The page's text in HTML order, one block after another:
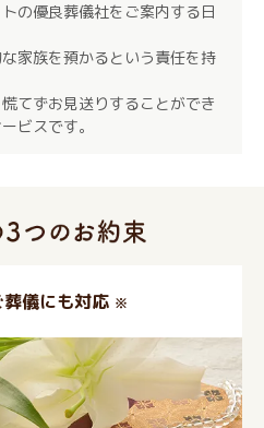
の優良葬儀社をご案内する日
家族を預かるという責任を持
てずお見送りすることができ
ビスです。
儀にも対応 ※